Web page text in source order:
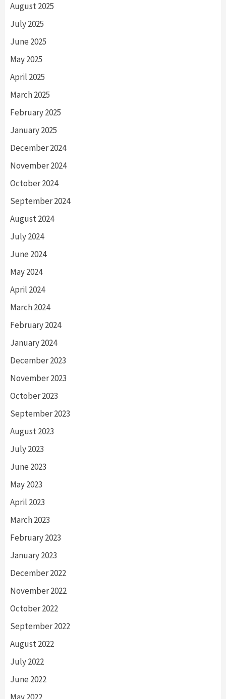
August 2025
July 2025
June 2025
May 2025
April 2025
March 2025
February 2025
January 2025
December 2024
November 2024
October 2024
September 2024
August 2024
July 2024
June 2024
May 2024
April 2024
March 2024
February 2024
January 2024
December 2023
November 2023
October 2023
September 2023
August 2023
July 2023
June 2023
May 2023
April 2023
March 2023
February 2023
January 2023
December 2022
November 2022
October 2022
September 2022
August 2022
July 2022
June 2022